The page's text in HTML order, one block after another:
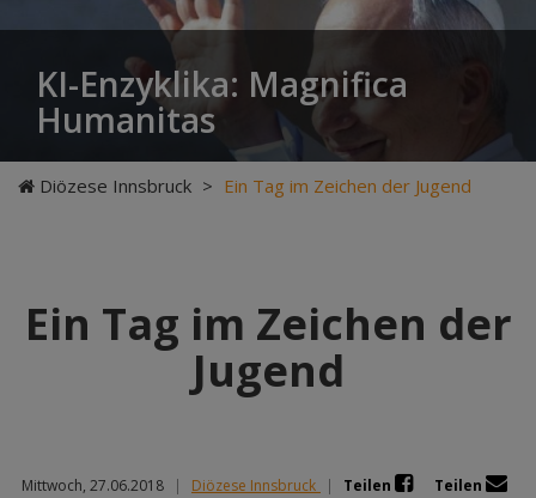
KI-Enzyklika: Magnifica
Humanitas
Diözese Innsbruck > Ein Tag im Zeichen der Jugend
Ein Tag im Zeichen der
Jugend
Mittwoch, 27.06.2018 | Diözese Innsbruck | Teilen
Teilen